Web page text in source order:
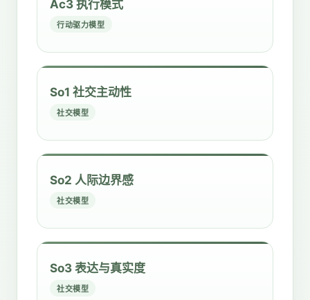
Ac3 执行模式
行动驱力模型
So1 社交主动性
社交模型
So2 人际边界感
社交模型
So3 表达与真实度
社交模型